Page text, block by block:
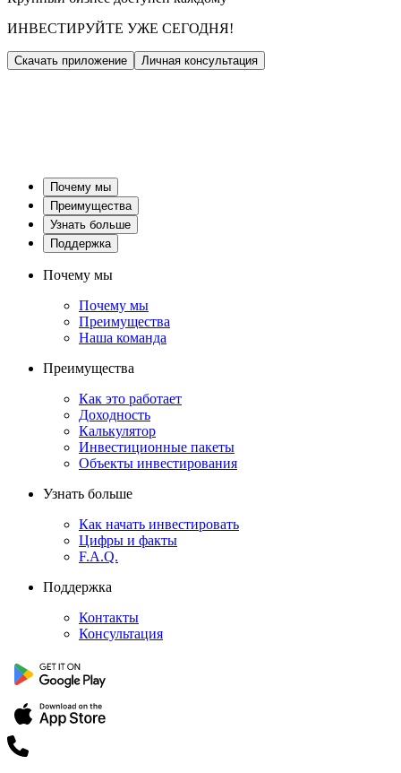
ИНВЕСТИРУЙТЕ УЖЕ СЕГОДНЯ!
Скачать приложение Личная консультация
Почему мы
Преимущества
Узнать больше
Поддержка
Почему мы
Почему мы
Преимущества
Наша команда
Преимущества
Как это работает
Доходность
Калькулятор
Инвестиционные пакеты
Объекты инвестирования
Узнать больше
Как начать инвестировать
Цифры и факты
F.A.Q.
Поддержка
Контакты
Консультация